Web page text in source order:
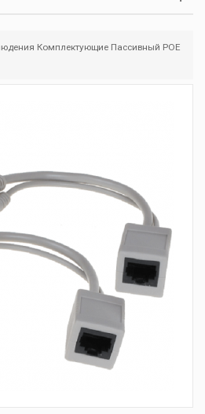
Комплектующие Пассивный POE